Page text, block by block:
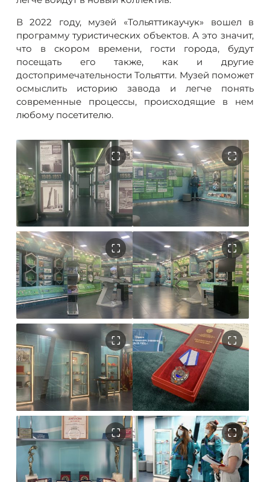
В 2022 году, музей «Тольяттикаучук» вошел в
программу туристических объектов. А это значит,
что в скором времени, гости города, будут
посещать его также, как и другие
достопримечательности Тольятти. Музей поможет
осмыслить историю завода и легче понять
современные процессы, происходящие в нем
любому посетителю.